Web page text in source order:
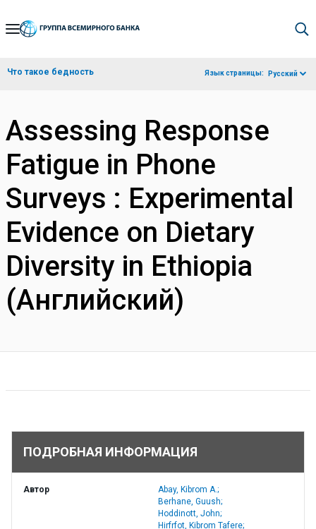
Skip
Navigation
Что такое бедность Язык страницы: Русский
Assessing Response
Fatigue in Phone
Surveys : Experimental
Evidence on Dietary
Diversity in Ethiopia
(Английский)
ПОДРОБНАЯ ИНФОРМАЦИЯ
Автор
Abay, Kibrom A.;
Berhane, Guush;
Hoddinott, John;
Hirfrfot, Kibrom Tafere;